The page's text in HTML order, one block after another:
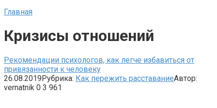
Главная
Кризисы отношений
Рекомендации психологов, как легче избавиться от
привязанности к человеку
26.08.2019Рубрика: Как пережить расставаниеАвтор:
vernatnik 0 3 961